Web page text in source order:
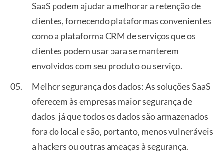
SaaS podem ajudar a melhorar a retenção de
clientes, fornecendo plataformas convenientes
comoa plataforma CRM de serviçosque os
clientes podem usar para se manterem
envolvidos com seu produto ou serviço.
Melhor segurança dos dados: As soluções SaaS
oferecem às empresas maior segurança de
dados, já que todos os dados são armazenados
fora do local e são, portanto, menos vulneráveis
a hackers ou outras ameaças à segurança.